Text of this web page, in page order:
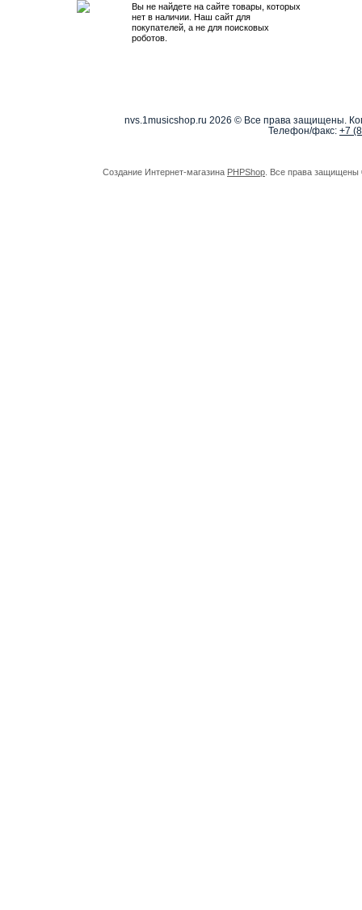
Вы не найдете на сайте товары, которых
нет в наличии. Наш сайт для
покупателей, а не для поисковых
роботов.
nvs.1musicshop.ru 2026 © Все права защищены.
Телефон/факс: +7
Создание Интернет-магазина PHPShop . Все права защищены